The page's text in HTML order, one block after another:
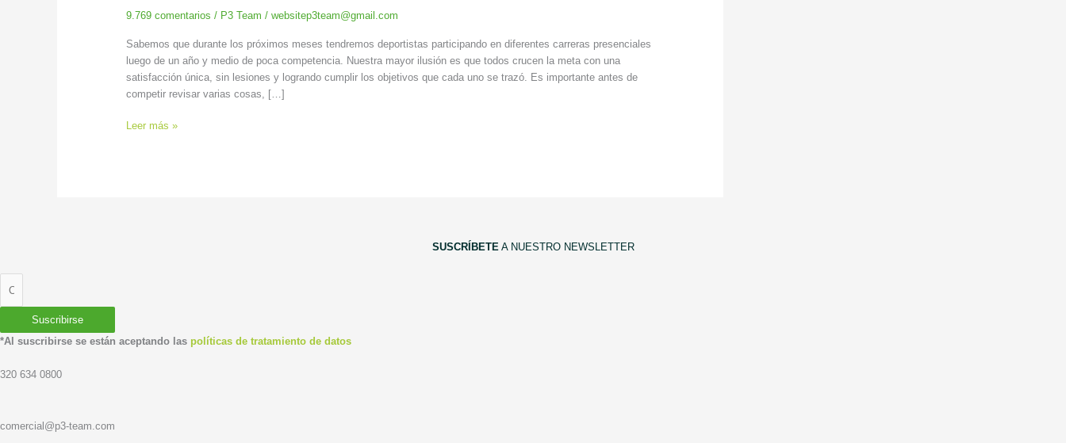
9.769 comentarios / P3 Team / websitep3team@gmail.com
Sabemos que durante los próximos meses tendremos deportistas participando en diferentes carreras presenciales
luego de un año y medio de poca competencia. Nuestra mayor ilusión es que todos crucen la meta con una
satisfacción única, sin lesiones y logrando cumplir los objetivos que cada uno se trazó. Es importante antes de
competir revisar varias cosas, […]
tu
forma
a
competir!
Leer más »
SUSCRÍBETEA NUESTRO NEWSLETTER
Suscribirse
*Al suscribirse se están aceptando las políticas de tratamiento de datos
320 634 0800
comercial@p3-team.com